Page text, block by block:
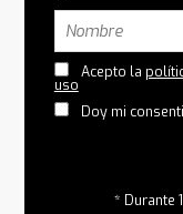
Acepto la
uso
Doy mi
* Durante